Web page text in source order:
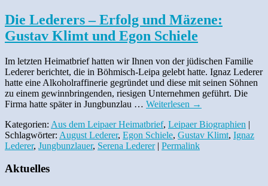
Die Lederers – Erfolg und Mäzene:
Gustav Klimt und Egon Schiele
Im letzten Heimatbrief hatten wir Ihnen von der jüdischen Familie
Lederer berichtet, die in Böhmisch-Leipa gelebt hatte. Ignaz Lederer
hatte eine Alkoholraffinerie gegründet und diese mit seinen Söhnen
zu einem gewinnbringenden, riesigen Unternehmen geführt. Die
Firma hatte später in Jungbunzlau … Weiterlesen →
Kategorien: Aus dem Leipaer Heimatbrief, Leipaer Biographien |
Schlagwörter: August Lederer, Egon Schiele, Gustav Klimt, Ignaz
Lederer, Jungbunzlauer, Serena Lederer| Permalink
Aktuelles